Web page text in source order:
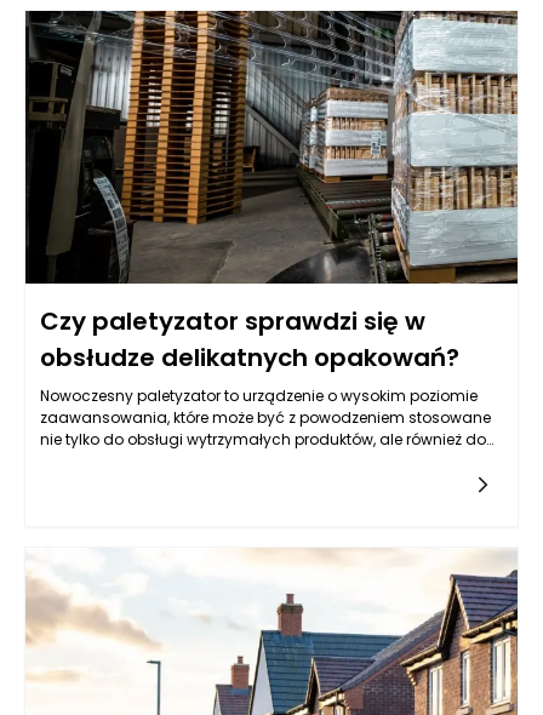
produktu. Warto zwrócić uwagę, że producent drzwi
zewnętrznych, który oferuje niższe ceny, może często korzystać
z tańszych surowców lub mniej starannej obróbki, co wpływa
na ogólną jakość. Czasami oszczędność na etapie zakupu
przekłada się na późniejsze wydatki związane z utrzymaniem
lub wymianą. Każdy klient winien zadać sobie pytanie, czy
zaoszczędzone pieniądze nie są w ostatecznym rozrachunku
o wiele droższe w perspektywie kilku lat.
Czy paletyzator sprawdzi się w
obsłudze delikatnych opakowań?
Nowoczesny paletyzator to urządzenie o wysokim poziomie
zaawansowania, które może być z powodzeniem stosowane
nie tylko do obsługi wytrzymałych produktów, ale również do
ostrożności. Mowa tu m.in. o szklanych butelkach, puszkach
plastiku. W takich przypadkach kluczowe znaczenie ma
zastosowanie technologii umożliwiających precyzyjne, a
zarazem łagodne przemieszczanie i układanie produktów.
Paletyzator, który został odpowiednio skonfigurowany pod
kątem wrażliwych materiałów, potrafi dopasować swoją
pracę do wymagań konkretnego rodzaju opakowania. W
efekcie automatyzacja nie tylko przyspiesza proces
pakowania, ale również zapewnia pełne bezpieczeństwo